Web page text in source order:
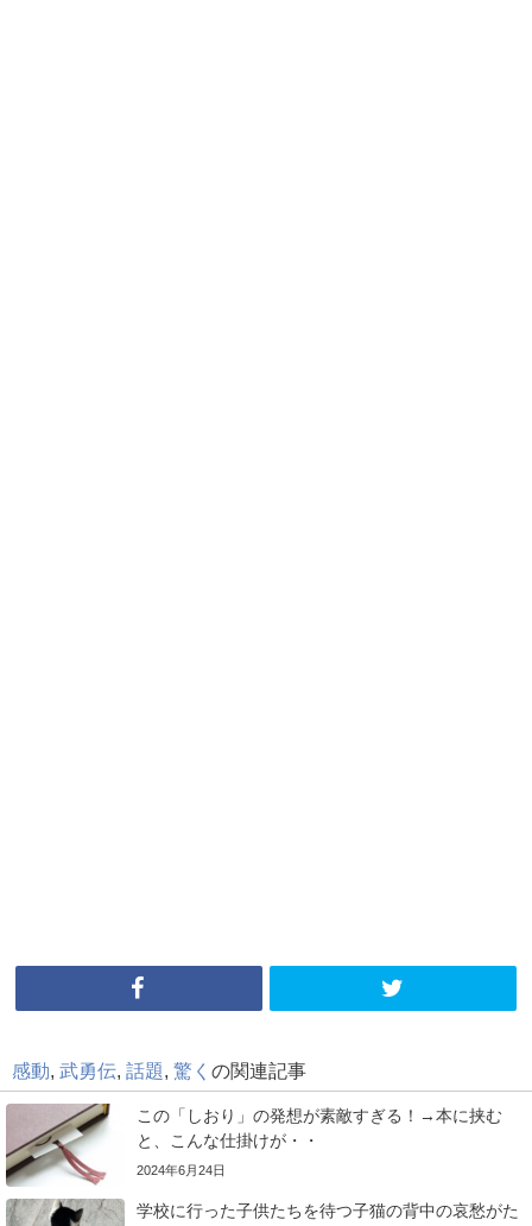
感動, 武勇伝, 話題, 驚く の関連記事
この「しおり」の発想が素敵すぎる！→本に挟む
と、こんな仕掛けが・・
2024年6月24日
学校に行った子供たちを待つ子猫の背中の哀愁がた